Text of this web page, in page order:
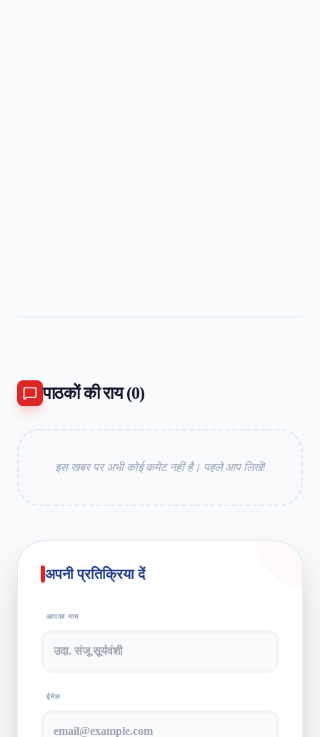
पाठकों की राय (0)
इस खबर पर अभी कोई कमेंट नहीं है। पहले आप लिखें!
अपनी प्रतिक्रिया दें
आपका नाम
ईमेल